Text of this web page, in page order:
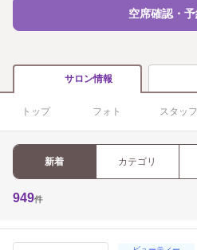
空席確認・
サロン情報
トップ フォト スタッフ
新着 カテゴリ
949件